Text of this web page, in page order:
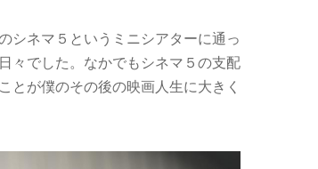
シネマ５というミニシアターに通っ
々でした。なかでもシネマ５の支配
とが僕のその後の映画人生に大きく